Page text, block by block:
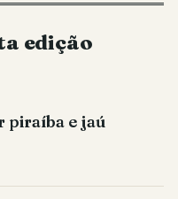
edição
piraíba e jaú